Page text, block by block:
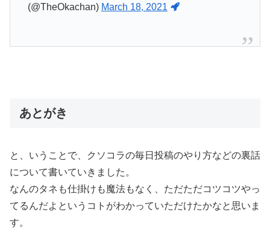
(@TheOkachan) March 18, 2021
あとがき
と、いうことで、クソコラの毎日投稿のやり方などの裏話
について書いていきました。
なんのタネも仕掛けも魔法もなく、ただただコツコツやっ
てるんだよというコトがわかっていただけたかなと思いま
す。